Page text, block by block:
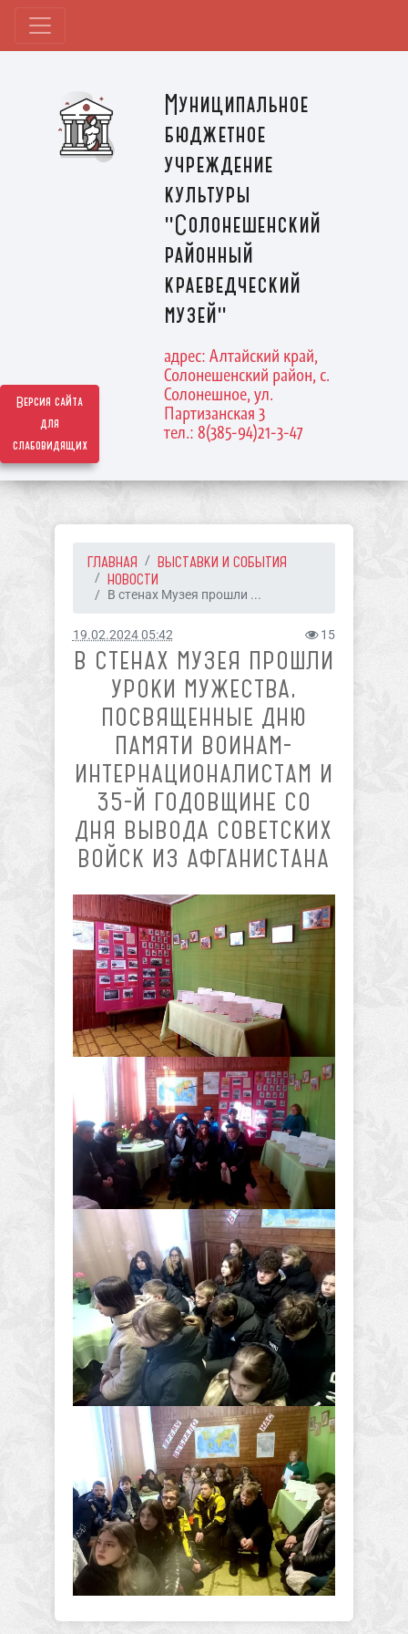
Версия сайта
для
слабовидящих
Муниципальное
бюджетное
учреждение
культуры
"Солонешенский
районный
краеведческий
музей"
адрес: Алтайский край,
Солонешенский район, с.
Солонешное, ул.
Партизанская 3
тел.: 8(385-94)21-3-47
ГЛАВНАЯ
ВЫСТАВКИ И СОБЫТИЯ
НОВОСТИ
В стенах Музея прошли ...
19.02.2024 05:42 15
В СТЕНАХ МУЗЕЯ ПРОШЛИ
УРОКИ МУЖЕСТВА,
ПОСВЯЩЕННЫЕ ДНЮ
ПАМЯТИ ВОИНАМ-
ИНТЕРНАЦИОНАЛИСТАМ И
35-Й ГОДОВЩИНЕ СО
ДНЯ ВЫВОДА СОВЕТСКИХ
ВОЙСК ИЗ АФГАНИСТАНА